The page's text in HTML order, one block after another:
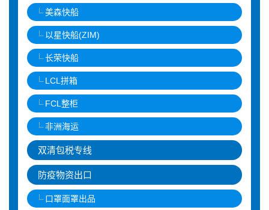
美森快船
以星快船(ZIM)
长荣快船
LCL拼箱
FCL整柜
非洲海运
双清包税专线
防疫物资出口
口罩面罩出品